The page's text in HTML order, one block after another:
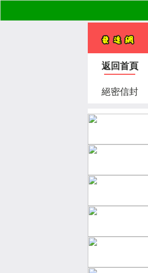
返回首頁
絕密信封